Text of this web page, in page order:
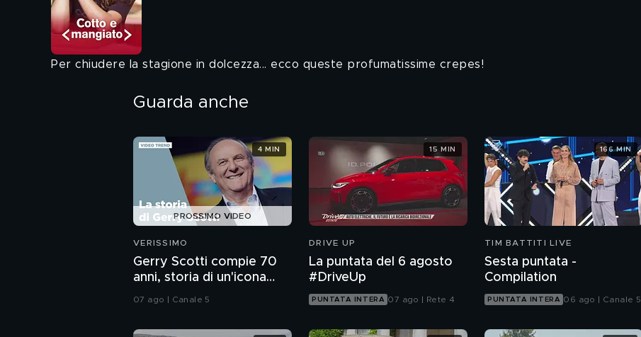
Per chiudere la stagione in dolcezza... ecco queste profumatissime crepes!
Guarda anche
PROSSIMO VIDEO
VERISSIMO
Gerry Scotti compie 70
anni, storia di un'icona
della tv
07 ago | Canale 5
4 MIN
DRIVE UP
La puntata del 6 agosto
#DriveUp
PUNTATA INTERA 07 ago | Rete 4
15 MIN
TIM BATTITI LIVE
Sesta puntata -
Compilation
PUNTATA INTERA 06 ago | Canale 5
166 MIN